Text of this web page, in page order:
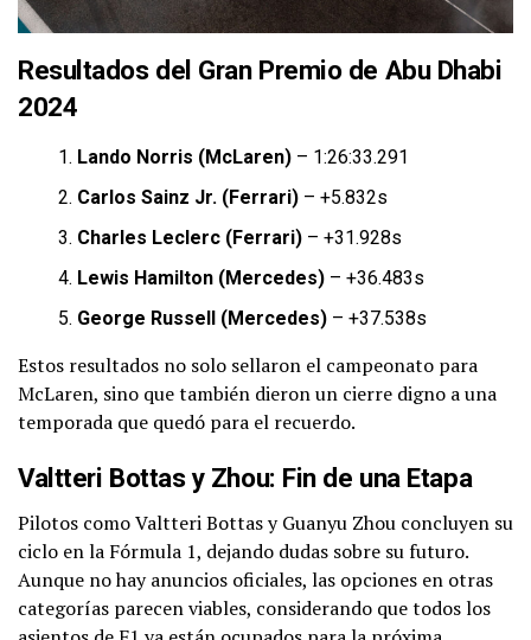
Resultados del Gran Premio de Abu Dhabi
2024
Lando Norris (McLaren) – 1:26:33.291
Carlos Sainz Jr. (Ferrari) – +5.832s
Charles Leclerc (Ferrari) – +31.928s
Lewis Hamilton (Mercedes) – +36.483s
George Russell (Mercedes) – +37.538s
Estos resultados no solo sellaron el campeonato para
McLaren, sino que también dieron un cierre digno a una
temporada que quedó para el recuerdo.
Valtteri Bottas y Zhou: Fin de una Etapa
Pilotos como Valtteri Bottas y Guanyu Zhou concluyen su
ciclo en la Fórmula 1, dejando dudas sobre su futuro.
Aunque no hay anuncios oficiales, las opciones en otras
categorías parecen viables, considerando que todos los